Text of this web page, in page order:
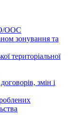
ООС
зонування та
територіальної
змін і